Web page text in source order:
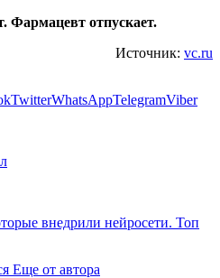
Фармацевт отпускает.
Источник: vc.ru
TwitterWhatsAppTelegramViber
внедрили нейросети. Топ
Еще от автора